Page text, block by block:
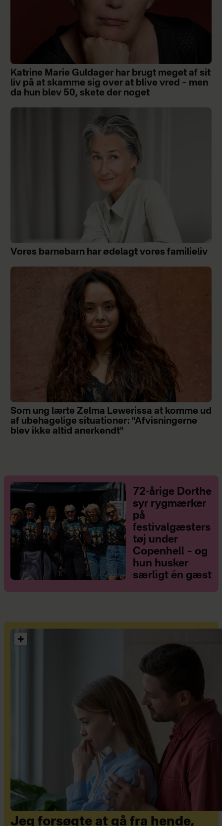
Katrine Marie Guldager har brugt meget af sit
liv på at skamme sig over at blive vred – men
da hun blev 50, skete der noget
Vores barnebarn har ødelagt vores familieliv
Som ung lærte Zelma Lewerissa at komme ud
af ubehagelige situationer: "Afvisningerne
blev ikke altid anerkendt"
72-årige Dorthe
syr rygmærker
på
festivalgæsters
tøj under
Copenhell – og
hun husker
særligt én gæst
Jeg forsøgte at gå fra hende,